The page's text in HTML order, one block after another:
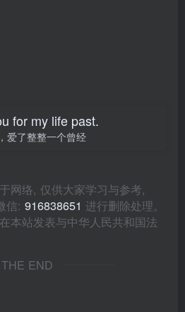
for my life past.
爱了整整一个曾经
网络, 仅供大家学习与参考,
信: 916838651 进行删除处理。
本站发表与中华人民共和国法
THE END